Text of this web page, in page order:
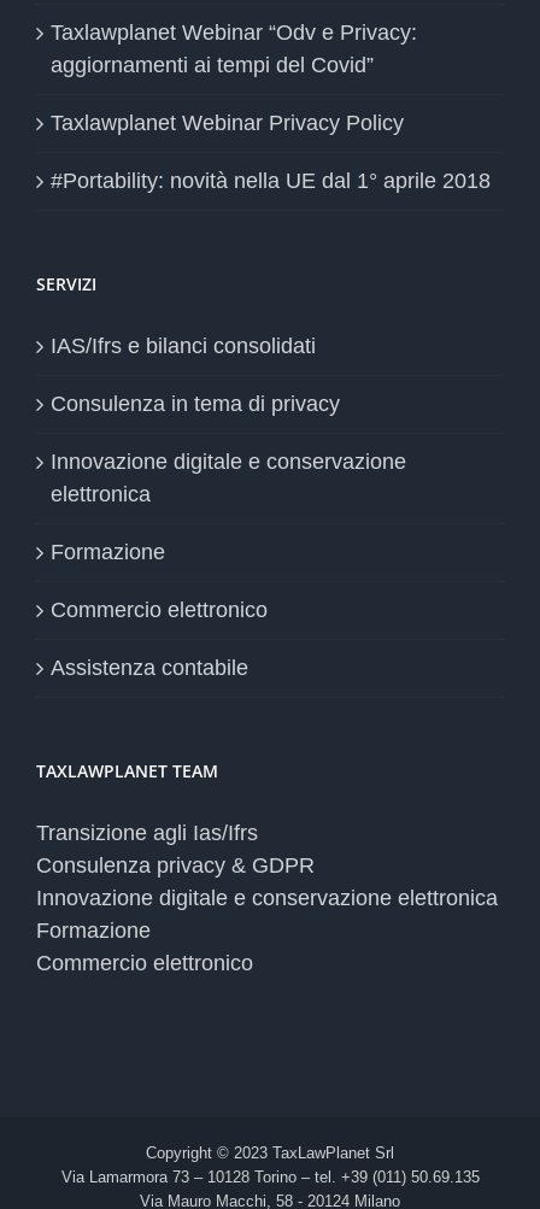
Taxlawplanet Webinar “Odv e Privacy:
aggiornamenti ai tempi del Covid”
Taxlawplanet Webinar Privacy Policy
#Portability: novità nella UE dal 1° aprile 2018
SERVIZI
IAS/Ifrs e bilanci consolidati
Consulenza in tema di privacy
Innovazione digitale e conservazione
elettronica
Formazione
Commercio elettronico
Assistenza contabile
TAXLAWPLANET TEAM
Transizione agli Ias/Ifrs
Consulenza privacy & GDPR
Innovazione digitale e conservazione elettronica
Formazione
Commercio elettronico
Copyright © 2023 TaxLawPlanet Srl
Via Lamarmora 73 – 10128 Torino – tel. +39 (011) 50.69.135
Via Mauro Macchi, 58 - 20124 Milano